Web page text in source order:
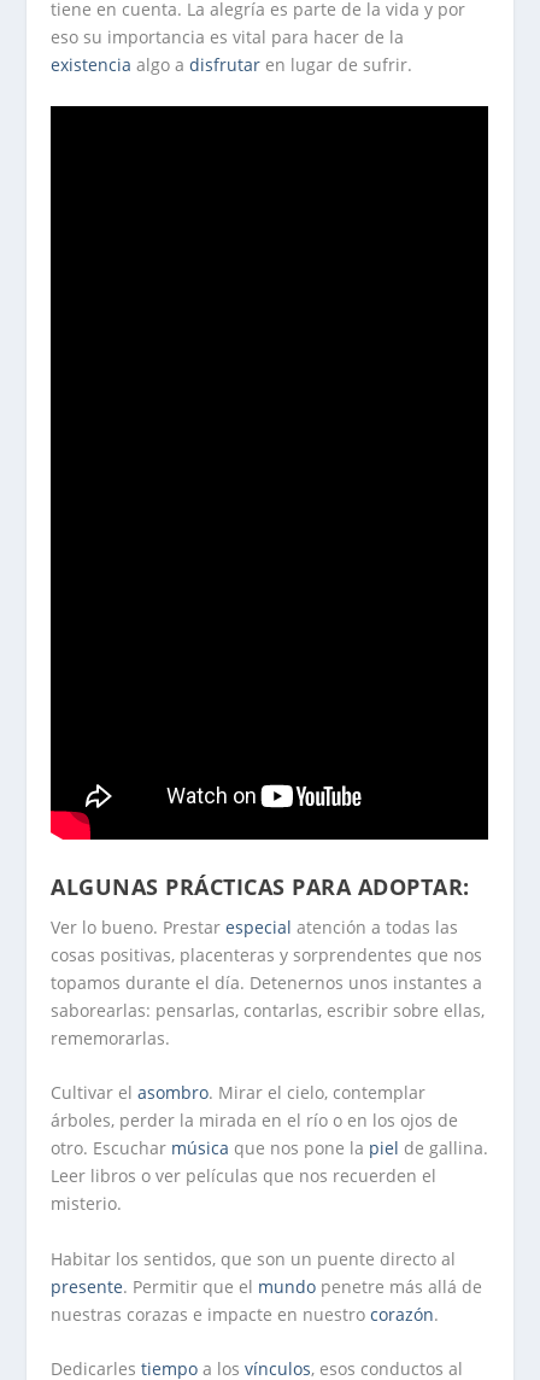
tiene en cuenta. La alegría es parte de la vida y por
eso su importancia es vital para hacer de la
existencia algo adisfrutar en lugar de sufrir.
ALGUNAS PRÁCTICAS PARA ADOPTAR:
Ver lo bueno. Prestarespecial atención a todas las
cosas positivas, placenteras y sorprendentes que nos
topamos durante el día. Detenernos unos instantes a
saborearlas: pensarlas, contarlas, escribir sobre ellas,
rememorarlas.
Cultivar elasombro. Mirar el cielo, contemplar
árboles, perder la mirada en el río o en los ojos de
otro. Escuchar música que nos pone la piel de gallina.
Leer libros o ver películas que nos recuerden el
misterio.
Habitar los sentidos, que son un puente directo al
presente. Permitir que el mundo penetre más allá de
nuestras corazas e impacte en nuestrocorazón.
Dedicarlestiempo a losvínculos, esos conductos al